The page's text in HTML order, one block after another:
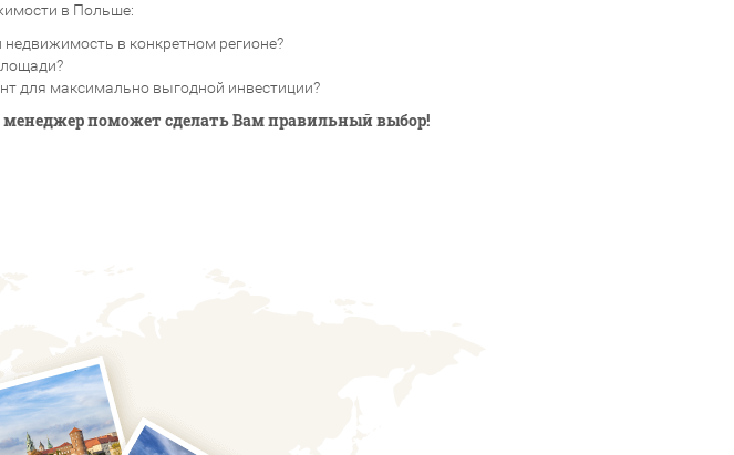
в Польше:
в конкретном регионе?
для максимально выгодной инвестиции?
поможет сделать Вам правильный выбор!